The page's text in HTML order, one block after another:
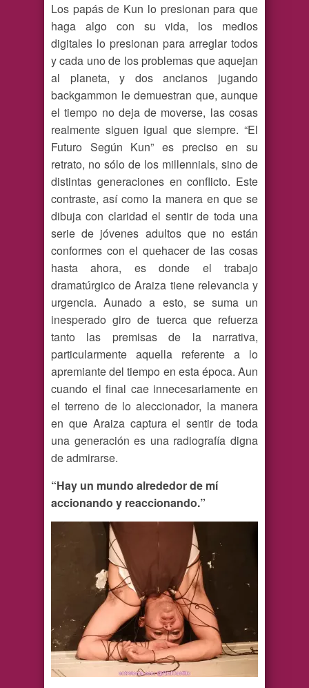
Los papás de Kun lo presionan para que
haga algo con su vida, los medios
digitales lo presionan para arreglar todos
y cada uno de los problemas que aquejan
al planeta, y dos ancianos jugando
backgammon le demuestran que, aunque
el tiempo no deja de moverse, las cosas
realmente siguen igual que siempre. “El
Futuro Según Kun” es preciso en su
retrato, no sólo de los millennials, sino de
distintas generaciones en conflicto. Este
contraste, así como la manera en que se
dibuja con claridad el sentir de toda una
serie de jóvenes adultos que no están
conformes con el quehacer de las cosas
hasta ahora, es donde el trabajo
dramatúrgico de Araiza tiene relevancia y
urgencia. Aunado a esto, se suma un
inesperado giro de tuerca que refuerza
tanto las premisas de la narrativa,
particularmente aquella referente a lo
apremiante del tiempo en esta época. Aun
cuando el final cae innecesariamente en
el terreno de lo aleccionador, la manera
en que Araiza captura el sentir de toda
una generación es una radiografía digna
de admirarse.
“Hay un mundo alrededor de mí
accionando y reaccionando.”